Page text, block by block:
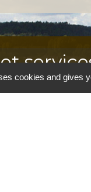
cookies and gives